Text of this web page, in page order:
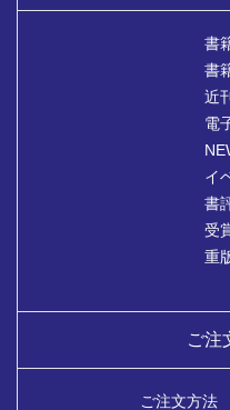
書
書
近刊
電
イ
書
受
重
ご注
ご注文方法